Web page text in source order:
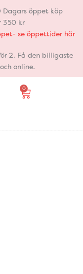
Dagars öppet köp
350 kr
se öppettider här
2. Få den billigaste
online.
0
Varukorg